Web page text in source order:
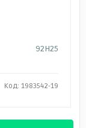
92H25
Код: 1983542-19